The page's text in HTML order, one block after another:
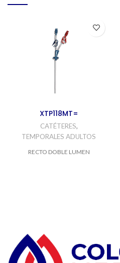
XTP118MT=
CATÉTERES,
TEMPORALES ADULTOS
RECTO DOBLE LUMEN